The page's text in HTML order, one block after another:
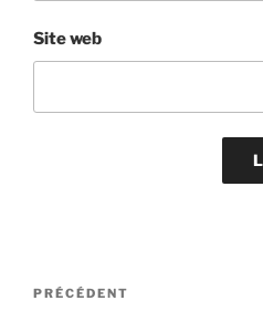
Site web
Navigation
Article
PRÉCÉDENT